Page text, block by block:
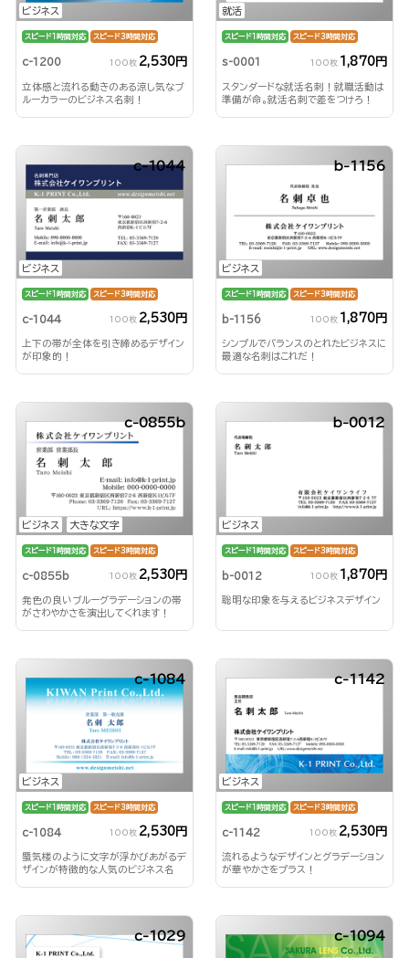
ビジネス
スピード1時間対応 スピード3時間対応
c-1200 100枚 2,530円
立体感と流れる動きのある涼し気なブ
ルーカラーのビジネス名刺！
就活
スピード1時間対応 スピード3時間対応
s-0001 100枚 1,870円
スタンダードな就活名刺！就職活動は
準備が命。就活名刺で差をつけろ！
ビジネス
c-1044
スピード1時間対応 スピード3時間対応
c-1044 100枚 2,530円
上下の帯が全体を引き締めるデザイン
が印象的！
ビジネス
b-1156
スピード1時間対応 スピード3時間対応
b-1156 100枚 1,870円
シンプルでバランスのとれたビジネスに
最適な名刺はこれだ！
ビジネス 大きな文字
c-0855b
スピード1時間対応 スピード3時間対応
c-0855b 100枚 2,530円
発色の良いブルーグラデーションの帯
がさわやかさを演出してくれます！
ビジネス
b-0012
スピード1時間対応 スピード3時間対応
b-0012 100枚 1,870円
聡明な印象を与えるビジネスデザイン
ビジネス
c-1084
スピード1時間対応 スピード3時間対応
c-1084 100枚 2,530円
蜃気楼のように文字が浮かびあがるデ
ザインが特徴的な人気のビジネス名
ビジネス
c-1142
スピード1時間対応 スピード3時間対応
c-1142 100枚 2,530円
流れるようなデザインとグラデーション
が華やかさをプラス！
c-1029 c-1094